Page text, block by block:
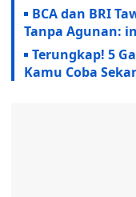
BCA dan BRI
Tanpa Agunan:
Terungkap! 5
Kamu Coba